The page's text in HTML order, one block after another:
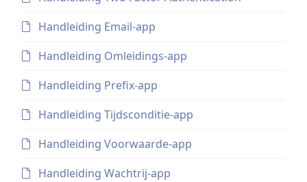
Handleiding Email-app
Handleiding Omleidings-app
Handleiding Prefix-app
Handleiding Tijdsconditie-app
Handleiding Voorwaarde-app
Handleiding Wachtrij-app